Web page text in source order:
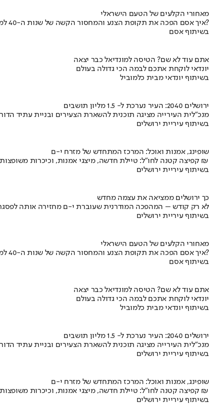
מאחורי הקלעים של הטעם הישראלי
איך אסם הפכה את תקופת הצנע והמחסור הקשה של שנות ה-40 למותג לאומי?
בשיתוף אסם
אתם עוד לא שם? הטיסה למונדיאל כבר יצאה
יונדאי לוקחת אתכם לבמה הכי גדולה בעולם
בשיתוף יונדאי מבית כלמוביל
ירושלים 2040: העיר נערכת ל- 1.5 מליון תושבים
מנכ"לית העירייה מציגה תוכנית להשארת הצעירים ובניית עתיד
בשיתוף עיריית ירושלים
שופינג, אמנות ואוכל: המרכז המתחדש של מזרח י-ם
קפיצה קטנה לחו"ל: טיילת חדשה, מיצגי אמנות, וכיכרות משופצות בהשקעה של 100 מיליון ₪
בשיתוף עיריית ירושלים
כך ירושלים ממציאה את עצמה מחדש
לא רק קודש – המהפכה המודרנית שעוברת י-ם מחזירה אותה
בשיתוף עיריית ירושלים
מאחורי הקלעים של הטעם הישראלי
איך אסם הפכה את תקופת הצנע והמחסור הקשה של שנות ה-40 למותג לאומי?
בשיתוף אסם
אתם עוד לא שם? הטיסה למונדיאל כבר יצאה
יונדאי לוקחת אתכם לבמה הכי גדולה בעולם
בשיתוף יונדאי מבית כלמוביל
ירושלים 2040: העיר נערכת ל- 1.5 מליון תושבים
מנכ"לית העירייה מציגה תוכנית להשארת הצעירים ובניית עתיד
בשיתוף עיריית ירושלים
שופינג, אמנות ואוכל: המרכז המתחדש של מזרח י-ם
קפיצה קטנה לחו"ל: טיילת חדשה, מיצגי אמנות, וכיכרות משופצות בהשקעה של 100 מיליון ₪
בשיתוף עיריית ירושלים